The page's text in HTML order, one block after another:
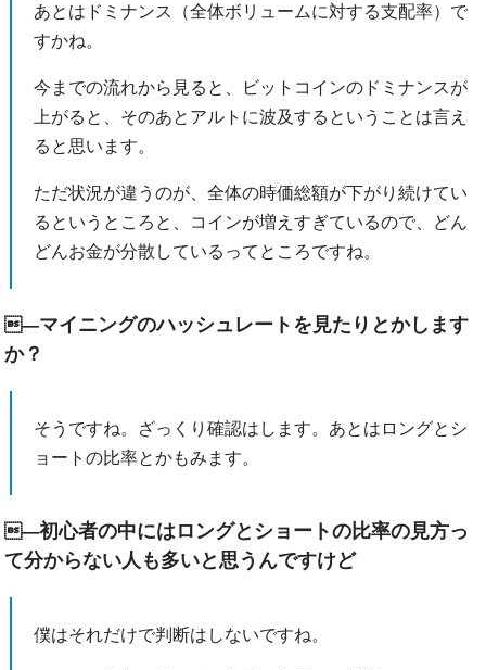
あとはドミナンス（全体ボリュームに対する支配率）で
すかね。
今までの流れから見ると、ビットコインのドミナンスが
上がると、そのあとアルトに波及するということは言え
ると思います。
ただ状況が違うのが、全体の時価総額が下がり続けてい
るというところと、コインが増えすぎているので、どん
どんお金が分散しているってところですね。
―マイニングのハッシュレートを見たりとかします
か？
そうですね。ざっくり確認はします。あとはロングとシ
ョートの比率とかもみます。
―初心者の中にはロングとショートの比率の見方っ
て分からない人も多いと思うんですけど
僕はそれだけで判断はしないですね。